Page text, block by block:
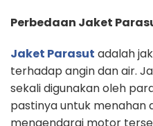
Perbedaan Jaket
Jaket Parasut adalah
terhadap angin dan air.
sekali digunakan oleh
pastinya untuk menahan